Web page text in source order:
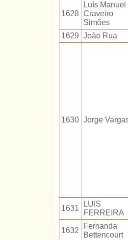
1628
Luís Manuel
Craveiro
Simões
1629 João Rua
1630 Jorge
1631
LUIS
FERREIRA
1632
Fernanda
Bettencourt